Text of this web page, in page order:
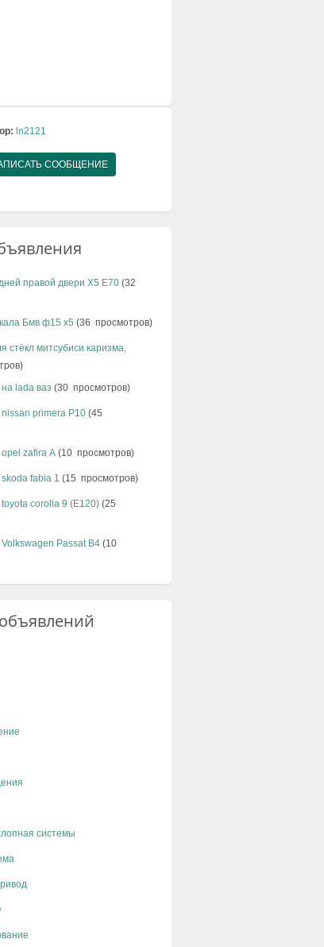
ln2121
СООБЩЕНИЕ
правой двери X5 E70 (32
Бмв ф15 х5 (36 просмотров)
стёкл митсубиси каризма,
lada ваз (30 просмотров)
nissan primera P10 (45
opel zafira А (10 просмотров)
fabia 1 (15 просмотров)
toyota corolla 9 (E120) (25
Passat B4 (10
системы